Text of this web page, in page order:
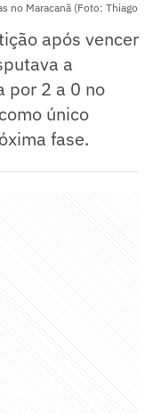
no Maracanã (Foto: Thiago
após vencer
a
por 2 a 0 no
único
fase.